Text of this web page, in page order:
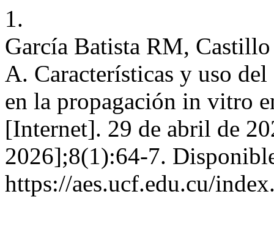
1.
García Batista RM,
A. Características y uso
en la propagación in vitro
[Internet]. 29 de abril de
2026];8(1):64-7.
https://aes.ucf.edu.cu/